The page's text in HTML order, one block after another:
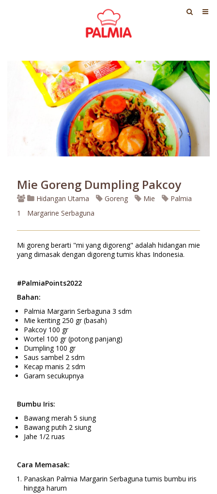
Mie Goreng Dumpling Pakcoy
1
Hidangan Utama Goreng Mie
Palmia
Margarine Serbaguna
Mi goreng berarti "mi yang digoreng" adalah hidangan mie
yang dimasak dengan digoreng tumis khas Indonesia.
#PalmiaPoints2022
Bahan:
Palmia Margarin Serbaguna 3 sdm
Mie keriting 250 gr (basah)
Pakcoy 100 gr
Wortel 100 gr (potong panjang)
Dumpling 100 gr
Saus sambel 2 sdm
Kecap manis 2 sdm
Garam secukupnya
Bumbu Iris:
Bawang merah 5 siung
Bawang putih 2 siung
Jahe 1/2 ruas
Cara Memasak:
Panaskan Palmia Margarin Serbaguna tumis bumbu iris
hingga harum